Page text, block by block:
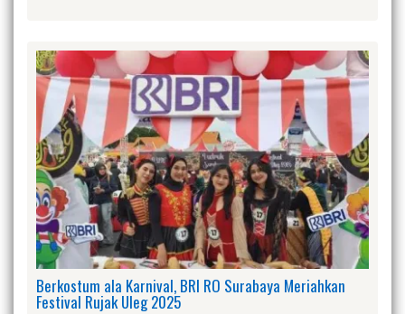
Berkostum ala Karnival, BRI RO Surabaya Meriahkan
Festival Rujak Uleg 2025